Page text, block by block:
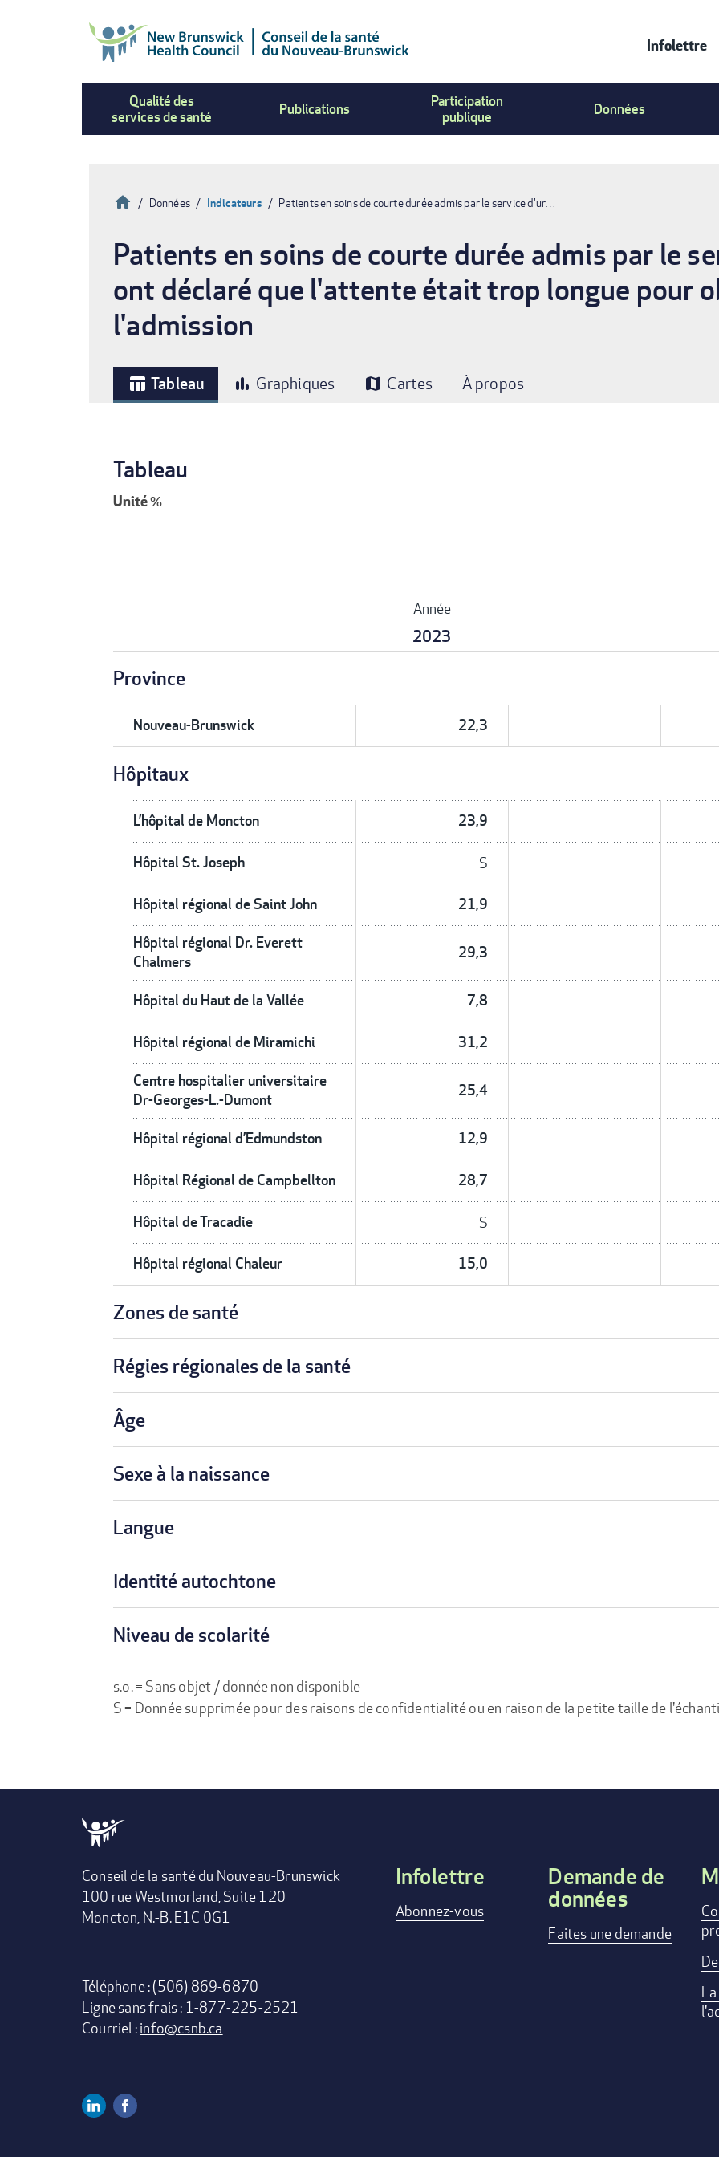
Menu
Infolettre
Qualité des
services de santé
Publications
Participation
publique
Données
Fil
d'Ariane
Accueil
Données Indicateurs Patients en soins de courte durée admis par le service d'ur…
Patients en soins de courte durée admis par le
ont déclaré que l'attente était trop longue pour
l'admission
table_chart Tableau bar_chart Graphiques map Cartes À propos
Tableau
Unité%
Année
2023
Province
Nouveau-Brunswick 22,3
Hôpitaux
L’hôpital de Moncton 23,9
Hôpital St. Joseph S
Hôpital régional de Saint John 21,9
Hôpital régional Dr. Everett
Chalmers
29,3
Hôpital du Haut de la Vallée 7,8
Hôpital régional de Miramichi 31,2
Centre hospitalier universitaire
Dr-Georges-L.-Dumont
25,4
Hôpital régional d’Edmundston 12,9
Hôpital Régional de Campbellton 28,7
Hôpital de Tracadie S
Hôpital régional Chaleur 15,0
Zones de santé
Régies régionales de la santé
Âge
Sexe à la naissance
Langue
Identité autochtone
Niveau de scolarité
s.o. = Sans objet / donnée non disponible
S = Donnée supprimée pour des raisons de confidentialité ou en raison de la petite taille de
Conseil de la santé du Nouveau-Brunswick
100 rue Westmorland, Suite 120
Moncton, N.-B. E1C 0G1
Téléphone : (506) 869-6870
Ligne sans frais : 1-877-225-2521
Courriel :info@csnb.ca
Footer
Infolettre
Abonnez-vous
Demande de
données
Faites une demande
Linkedin